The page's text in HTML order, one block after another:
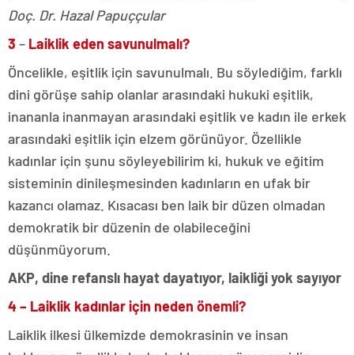
Doç. Dr. Hazal Papuççular
3 – Laiklik eden savunulmalı?
Öncelikle, eşitlik için savunulmalı. Bu söylediğim, farklı
dini görüşe sahip olanlar arasındaki hukuki eşitlik,
inananla inanmayan arasındaki eşitlik ve kadın ile erkek
arasındaki eşitlik için elzem görünüyor. Özellikle
kadınlar için şunu söyleyebilirim ki, hukuk ve eğitim
sisteminin dinileşmesinden kadınların en ufak bir
kazancı olamaz. Kısacası ben laik bir düzen olmadan
demokratik bir düzenin de olabileceğini
düşünmüyorum.
AKP, dine refanslı hayat dayatıyor, laikliği yok sayıyor
4 – Laiklik kadınlariçin neden önemli?
Laiklik ilkesi ülkemizde demokrasinin ve insan